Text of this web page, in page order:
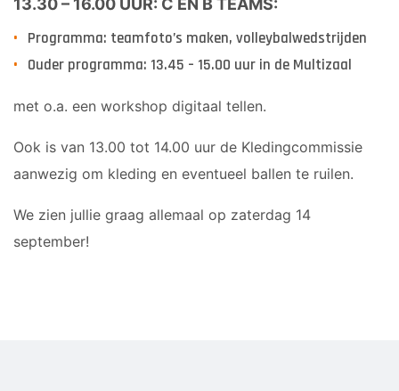
13.30 – 16.00 UUR​: C EN B TEAMS:
Programma: teamfoto’s maken, volleybalwedstrijden
Ouder programma: 13.45 – 15.00 uur in de Multizaal
met o.a. een workshop digitaal tellen.
Ook is van 13.00 tot 14.00 uur de Kledingcommissie
aanwezig om kleding en eventueel ballen te ruilen.
We zien jullie graag allemaal op zaterdag 14
september!